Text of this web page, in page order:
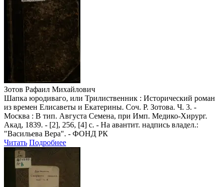
Зотов Рафаил Михайлович
Шапка юродиваго, или Трилиственник : Исторический роман
из времен Елисаветы и Екатерины. Соч. Р. Зотова. Ч. 3. -
Москва : В тип. Августа Семена, при Имп. Медико-Хирург.
Акад, 1839. - [2], 256, [4] с. - На авантит. надпись владел.:
"Васильева Вера". - ФОНД РК
Читать Подробнее